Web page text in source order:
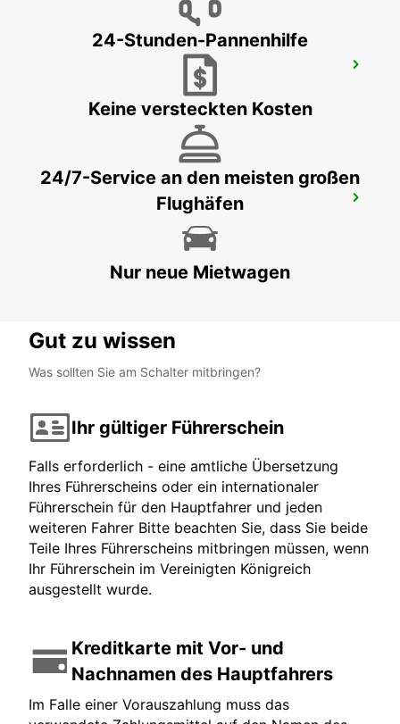
AUSTIN - UNITED STATES OF AMERICA
MEXICALI DOWNTOWN
24-Stunden-Pannenhilfe
Keine versteckten Kosten
24/7-Service an den meisten großen
Flughäfen
Nur neue Mietwagen
Gut zu wissen
Was sollten Sie am Schalter mitbringen?
Ihr gültiger Führerschein
Falls erforderlich - eine amtliche Übersetzung
Ihres Führerscheins oder ein internationaler
Führerschein für den Hauptfahrer und jeden
weiteren Fahrer Bitte beachten Sie, dass Sie beide
Teile Ihres Führerscheins mitbringen müssen, wenn
Ihr Führerschein im Vereinigten Königreich
ausgestellt wurde.
Kreditkarte mit Vor- und
Nachnamen des Hauptfahrers
Im Falle einer Vorauszahlung muss das